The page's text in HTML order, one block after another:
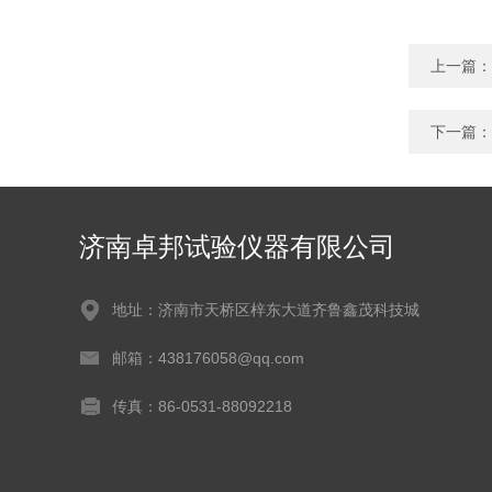
上一篇：
下一篇：
济南卓邦试验仪器有限公司
地址：济南市天桥区梓东大道齐鲁鑫茂科技城
邮箱：438176058@qq.com
传真：86-0531-88092218